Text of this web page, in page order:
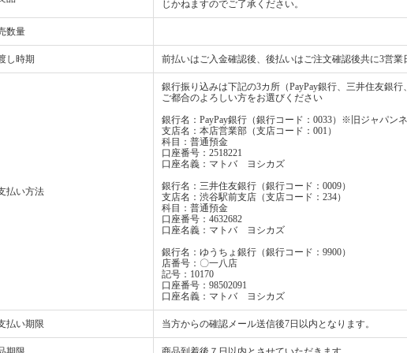
じかねますのでご了承ください。
数量
し時期 前払いはご入金確認後、後払いはご注文確認後共に3営業
払い方法
銀行振り込みは下記の3カ所（PayPay銀行、三井住友銀
ご都合のよろしい方をお選びください
銀行名：PayPay銀行（銀行コード：0033）※旧ジャパン
支店名：本店営業部（支店コード：001）
科目：普通預金
口座番号：2518221
口座名義：マトバ ヨシカズ
銀行名：三井住友銀行（銀行コード：0009）
支店名：渋谷駅前支店（支店コード：234）
科目：普通預金
口座番号：4632682
口座名義：マトバ ヨシカズ
銀行名：ゆうちょ銀行（銀行コード：9900）
店番号：〇一八店
記号：10170
口座番号：98502091
口座名義：マトバ ヨシカズ
払い期限 当方からの確認メール送信後7日以内となります。